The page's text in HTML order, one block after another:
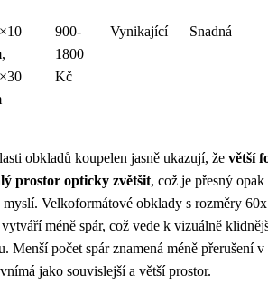
900-
1800
Kč
Vynikající Snadná
obkladů koupelen jasně ukazují, že větší
prostor opticky zvětšit, což je přesný
Velkoformátové obklady s rozměry
méně spár, což vede k vizuálně
Menší počet spár znamená méně přerušení
jako souvislejší a větší prostor.